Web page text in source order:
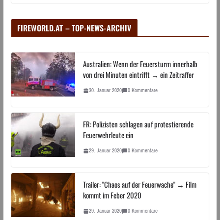
FIREWORLD.AT – TOP-NEWS-ARCHIV
Australien: Wenn der Feuersturm innerhalb
von drei Minuten eintrifft → ein Zeitraffer
30. Januar 2020 0 Kommentare
FR: Polizisten schlagen auf protestierende
Feuerwehrleute ein
29. Januar 2020 0 Kommentare
Trailer: "Chaos auf der Feuerwache" → Film
kommt im Feber 2020
29. Januar 2020 0 Kommentare